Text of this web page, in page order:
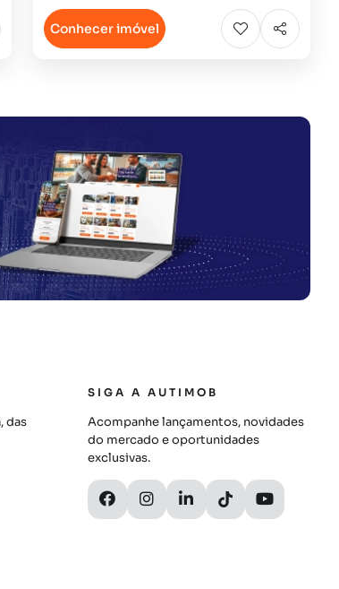
Conhecer imóvel
das
SIGA A AUTIMOB
Acompanhe lançamentos, novidades
do mercado e oportunidades
exclusivas.